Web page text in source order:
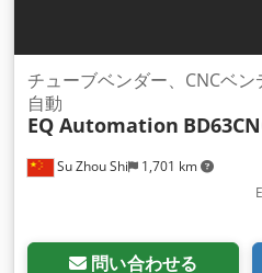
Su Zhou Shi 1,701 km
チューブベンダー、CNCベン
自動
EQ Automation
問い合わせる